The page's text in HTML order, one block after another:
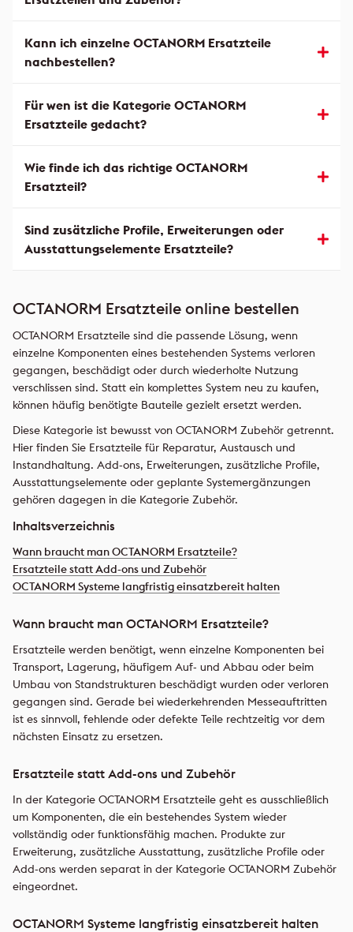
Kann ich einzelne OCTANORM Ersatzteile
nachbestellen?
Für wen ist die Kategorie OCTANORM
Ersatzteile gedacht?
Wie finde ich das richtige OCTANORM
Ersatzteil?
Sind zusätzliche Profile, Erweiterungen oder
Ausstattungselemente Ersatzteile?
OCTANORM Ersatzteile online bestellen
OCTANORM Ersatzteile sind die passende Lösung, wenn
einzelne Komponenten eines bestehenden Systems verloren
gegangen, beschädigt oder durch wiederholte Nutzung
verschlissen sind. Statt ein komplettes System neu zu kaufen,
können häufig benötigte Bauteile gezielt ersetzt werden.
Diese Kategorie ist bewusst von OCTANORM Zubehör getrennt.
Hier finden Sie Ersatzteile für Reparatur, Austausch und
Instandhaltung. Add-ons, Erweiterungen, zusätzliche Profile,
Ausstattungselemente oder geplante Systemergänzungen
gehören dagegen in die Kategorie Zubehör.
Inhaltsverzeichnis
Wann braucht man OCTANORM Ersatzteile?
Ersatzteile statt Add-ons und Zubehör
OCTANORM Systeme langfristig einsatzbereit halten
Wann braucht man OCTANORM Ersatzteile?
Ersatzteile werden benötigt, wenn einzelne Komponenten bei
Transport, Lagerung, häufigem Auf- und Abbau oder beim
Umbau von Standstrukturen beschädigt wurden oder verloren
gegangen sind. Gerade bei wiederkehrenden Messeauftritten
ist es sinnvoll, fehlende oder defekte Teile rechtzeitig vor dem
nächsten Einsatz zu ersetzen.
Ersatzteile statt Add-ons und Zubehör
In der Kategorie OCTANORM Ersatzteile geht es ausschließlich
um Komponenten, die ein bestehendes System wieder
vollständig oder funktionsfähig machen. Produkte zur
Erweiterung, zusätzliche Ausstattung, zusätzliche Profile oder
Add-ons werden separat in der Kategorie OCTANORM Zubehör
eingeordnet.
OCTANORM Systeme langfristig einsatzbereit halten